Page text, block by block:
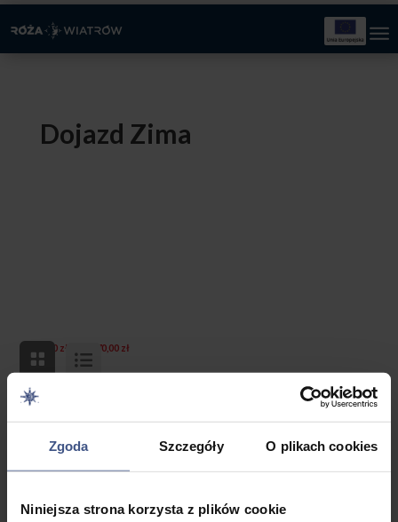
Zgoda Szczegóły O plikach cookies
Niniejsza strona korzysta z plików cookie
Dojazd Zima
0,00 zł 170,00 złZakres
od
do
170,00 zł
Wyświetlanie 31–35 z 46 wyników